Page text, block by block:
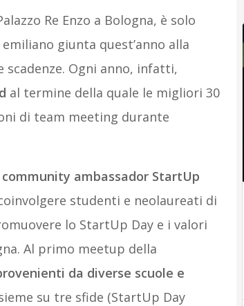
Re Enzo a Bologna, è solo
giunta quest’anno alla
Ogni anno, infatti,
al termine della quale le migliori 30
di team meeting durante
ambassador StartUp
studenti e neolaureati di
lo StartUp Day e i valori
Al primo meetup della
da diverse scuole e
su tre sfide (StartUp Day